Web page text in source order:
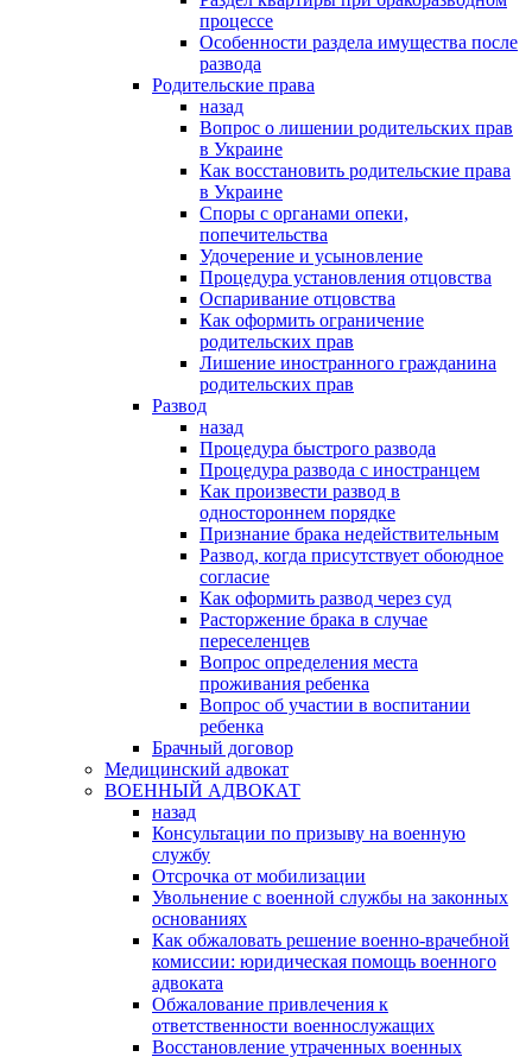
процессе
Особенности раздела имущества после
развода
Родительские права
назад
Вопрос о лишении родительских прав
в Украине
Как восстановить родительские права
в Украине
Споры с органами опеки,
попечительства
Удочерение и усыновление
Процедура установления отцовства
Оспаривание отцовства
Как оформить ограничение
родительских прав
Лишение иностранного гражданина
родительских прав
Развод
назад
Процедура быстрого развода
Процедура развода с иностранцем
Как произвести развод в
одностороннем порядке
Признание брака недействительным
Развод, когда присутствует обоюдное
согласие
Как оформить развод через суд
Расторжение брака в случае
переселенцев
Вопрос определения места
проживания ребенка
Вопрос об участии в воспитании
ребенка
Брачный договор
Медицинский адвокат
ВОЕННЫЙ АДВОКАТ
назад
Консультации по призыву на военную
службу
Отсрочка от мобилизации
Увольнение с военной службы на законных
основаниях
Как обжаловать решение военно-врачебной
комиссии: юридическая помощь военного
адвоката
Обжалование привлечения к
ответственности военнослужащих
Восстановление утраченных военных